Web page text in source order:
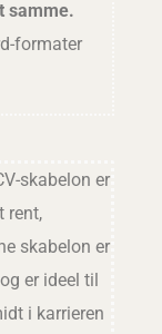
samme.
formater
skabelon er
rent,
skabelon er
er ideel til
i karrieren